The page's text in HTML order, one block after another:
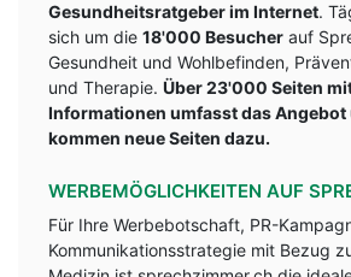
Gesundheitsratgeber im Internet.
sich um die 18'000 Besucher auf
Gesundheit und Wohlbefinden,
und Therapie. Über 23'000 Seiten
Informationen umfasst das Angebot
kommen neue Seiten dazu.
WERBEMÖGLICHKEITEN AUF
Für Ihre Werbebotschaft, PR-
Kommunikationsstrategie mit Bezug